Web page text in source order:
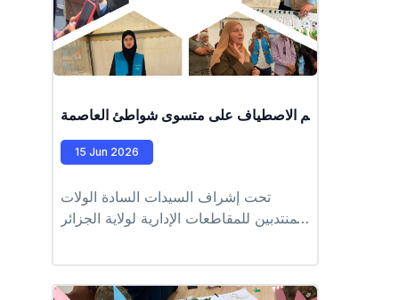
الرسمي لموسم الاصطياف على متسوى شواطئ العاصمة
15 Jun 2026
تحت إشراف السيدات السادة الولات
المنتدبين للمقاطعات الإدارية لولاية الجزائر
المسطر لموسم الاصطياف، تشرف
المؤسسة العمومية للنظافة الحضرية